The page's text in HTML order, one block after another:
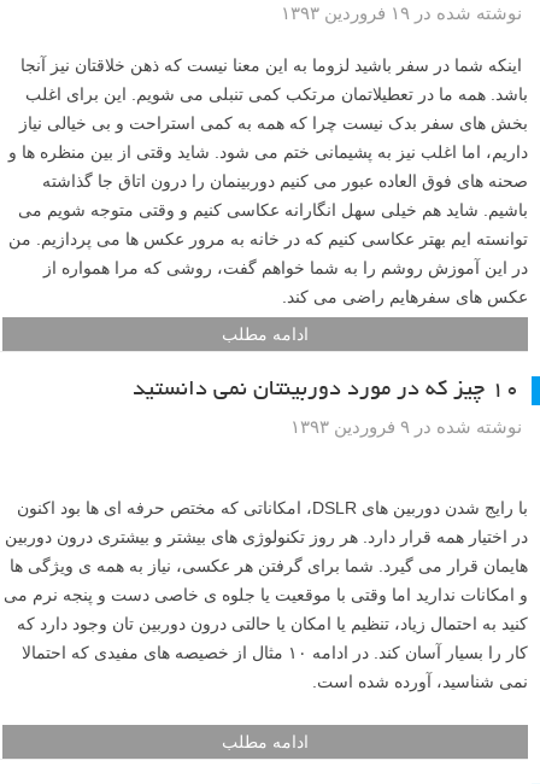
نوشته شده در ۱۹ فروردین ۱۳۹۳
اینکه شما در سفر باشید لزوما به این معنا نیست که ذهن خلاقتان نیز آنجا
باشد. همه ما در تعطیلاتمان مرتکب کمی تنبلی می شویم. این برای اغلب
بخش های سفر بدک نیست چرا که همه به کمی استراحت و بی خیالی نیاز
داریم، اما اغلب نیز به پشیمانی ختم می شود. شاید وقتی از بین منظره ها و
صحنه های فوق العاده عبور می کنیم دوربینمان را درون اتاق جا گذاشته
باشیم. شاید هم خیلی سهل انگارانه عکاسی کنیم و وقتی متوجه شویم می
توانسته ایم بهتر عکاسی کنیم که در خانه به مرور عکس ها می پردازیم. من
در این آموزش روشم را به شما خواهم گفت، روشی که مرا همواره از
عکس های سفرهایم راضی می کند.
ادامه مطلب
۱۰ چیز که در مورد دوربینتان نمی دانستید
نوشته شده در ۹ فروردین ۱۳۹۳
با رایج شدن دوربین های DSLR، امکاناتی که مختص حرفه ای ها بود اکنون
در اختیار همه قرار دارد. هر روز تکنولوژی های بیشتر و بیشتری درون دوربین
هایمان قرار می گیرد. شما برای گرفتن هر عکسی، نیاز به همه ی ویژگی ها
و امکانات ندارید اما وقتی با موقعیت یا جلوه ی خاصی دست و پنجه نرم می
کنید به احتمال زیاد، تنظیم یا امکان یا حالتی درون دوربین تان وجود دارد که
کار را بسیار آسان کند. در ادامه ۱۰ مثال از خصیصه های مفیدی که احتمالا
نمی شناسید، آورده شده است.
ادامه مطلب